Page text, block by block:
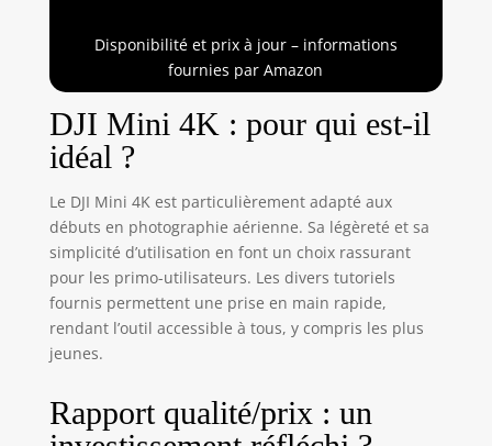
Capturez des moments saisissants
dans toutes les conditions de
luminosité, des levers de soleil aux
garantit une stabilité parfaite pour
des séquences dignes du grand
écran. Résistance au vent de 38
km/h (niveau 5) - Les moteurs sans
balais améliorent la puissance et
permettent un décollage à des
altitudes allant jusqu’à 4 000
mètres. En outre, la portée de
transmission peut atteindre
jusqu’à 10 km[2]. Création
packs : une batterie (31 min), deux
batteries (62 min) ou trois
Disponibilité et prix à jour – informations
fournies par Amazon
DJI Mini 4K : pour qui est-il
idéal ?
Le DJI Mini 4K est particulièrement adapté aux
débuts en photographie aérienne. Sa légèreté et sa
simplicité d’utilisation en font un choix rassurant
pour les primo-utilisateurs. Les divers tutoriels
fournis permettent une prise en main rapide,
rendant l’outil accessible à tous, y compris les plus
jeunes.
Rapport qualité/prix : un